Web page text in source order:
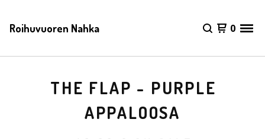
Roihuvuoren Nahka 0
THE FLAP - PURPLE
APPALOOSA